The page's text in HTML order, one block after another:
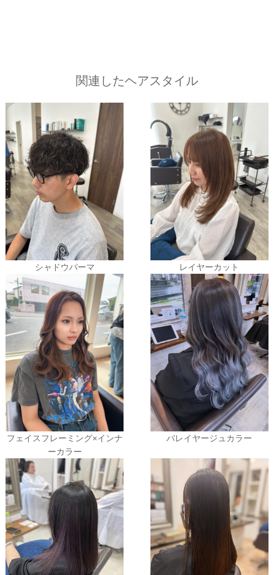
関連したヘアスタイル
シャドウパーマ レイヤーカット
フェイスフレーミング×インナ
ーカラー
バレイヤージュカラー